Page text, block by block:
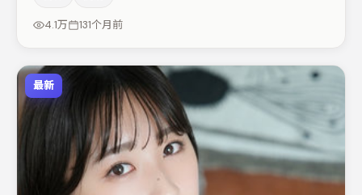
开。整体完成度较高，适合周末一口气追完。
4.1万 131个月前
最新